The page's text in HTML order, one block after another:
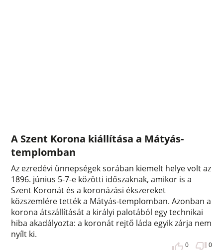
A Szent Korona kiállítása a Mátyás-
templomban
Az ezredévi ünnepségek sorában kiemelt helye volt az
1896. június 5-7-e közötti időszaknak, amikor is a
Szent Koronát és a koronázási ékszereket
közszemlére tették a Mátyás-templomban. Azonban a
korona átszállítását a királyi palotából egy technikai
hiba akadályozta: a koronát rejtő láda egyik zárja nem
nyílt ki.
0 0